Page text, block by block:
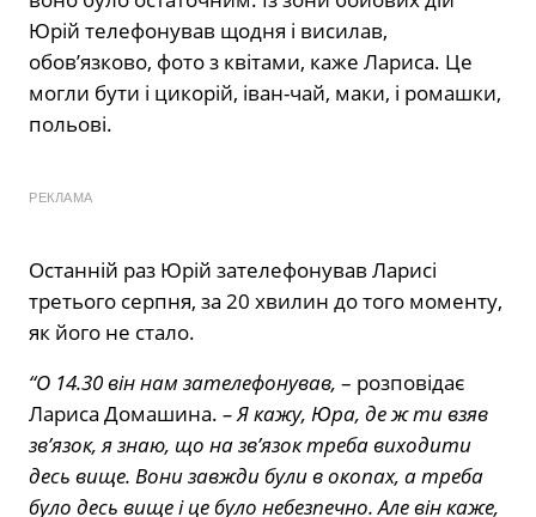
Юрій телефонував щодня і висилав,
обов’язково, фото з квітами, каже Лариса. Це
могли бути і цикорій, іван-чай, маки, і ромашки,
польові.
РЕКЛАМА
Останній раз Юрій зателефонував Ларисі
третього серпня, за 20 хвилин до того моменту,
як його не стало.
“О 14.30 він нам зателефонував, – розповідає
Лариса Домашина. – Я кажу, Юра, де ж ти взяв
зв’язок, я знаю, що на зв’язок треба виходити
десь вище. Вони завжди були в окопах, а треба
було десь вище і це було небезпечно. Але він каже,